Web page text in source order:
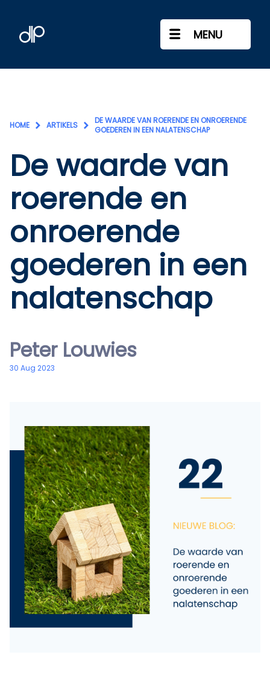
MENU
HOME ARTIKELS
DE WAARDE VAN ROERENDE EN ONROERENDE
GOEDEREN IN EEN NALATENSCHAP
De waarde van
roerende en
onroerende
goederen in een
nalatenschap
Peter Louwies
30 Aug 2023